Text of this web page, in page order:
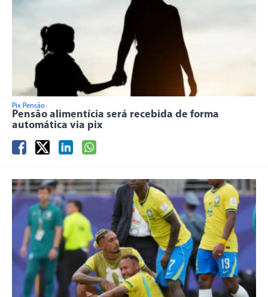
Pix Pensão
Pensão alimentícia será recebida de forma
automática via pix